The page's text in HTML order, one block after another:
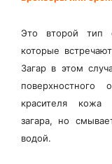
Это второй тип
которые
Загар в этом
красителя кожа
загара, но
водой.